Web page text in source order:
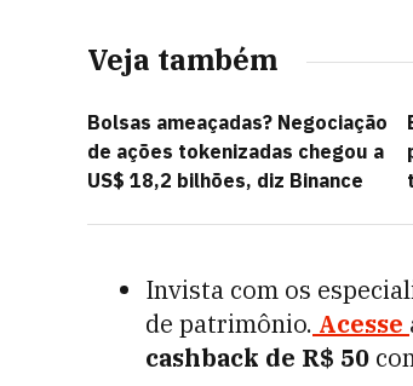
Veja também
Bolsas ameaçadas? Negociação
de ações tokenizadas chegou a
US$ 18,2 bilhões, diz Binance
Invista com os
de patrimônio. Acesse
cashback de R$ 50